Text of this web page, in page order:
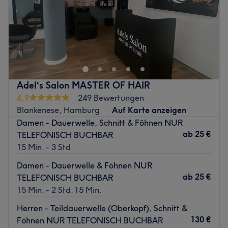
Sonntag
Geschlossen
Lust auf tolle Haarschnitte und moderne Farben? Komm
im Glamour Hair Salon in Hamburg, Wandsbek, vorbei
und suche dir aus dem vielfältigen Angebot das Passende
für dich heraus.
Nächste öffentliche Verkehrsmittel:
Der U-Bahnhof Wandsbek-Markt ist nur wenige
Gehminuten entfernt.
Das Team:
Die Spezialisten haben durch langjährige Erfahrung und
richtigen Style, der genau zu dir passt. Sie sprechen
Deutsch, Englisch und Türkisch.
Atmosphäre: Modern, schick, authentisch.
Expertise: Haarverwandlungen & Colorationen.
Adel‘s Salon MASTER OF HAIR
4,9
249 Bewertungen
Blankenese, Hamburg
Auf Karte anzeigen
Damen - Dauerwelle, Schnitt & Föhnen NUR
TELEFONISCH BUCHBAR
15 Min. - 3 Std.
ab 25 €
Damen - Dauerwelle & Föhnen NUR
TELEFONISCH BUCHBAR
15 Min. - 2 Std. 15 Min.
ab 25 €
Herren - Teildauerwelle (Oberkopf), Schnitt &
Föhnen NUR TELEFONISCH BUCHBAR
130 €